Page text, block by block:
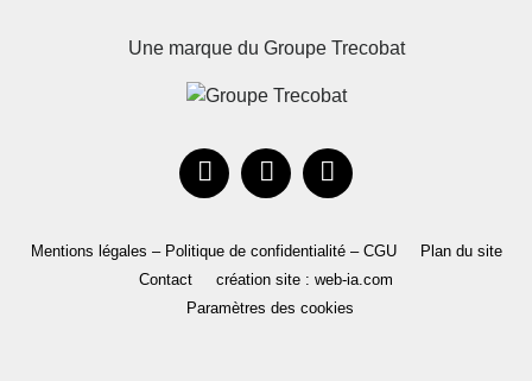
Occitanie
Parrainez un proche!
Une marque du Groupe Trecobat
Mentions légales – Politique de confidentialité – CGU
Plan du site
Contact
création site : web-ia.com
Paramètres des cookies